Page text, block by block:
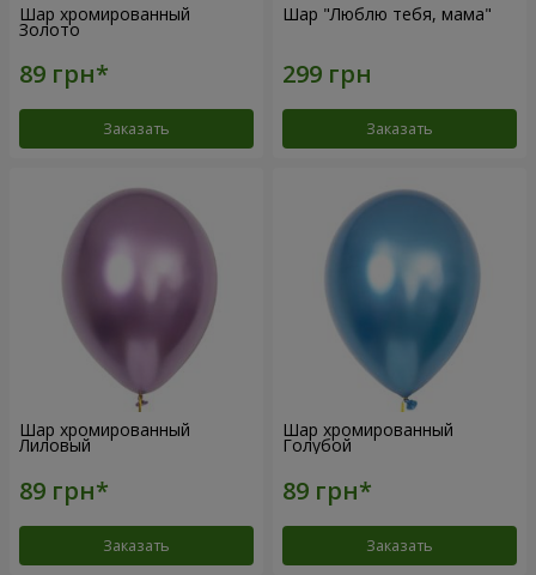
Шар хромированный
Золото
Заказать
Шар "Люблю тебя, мама"
Заказать
Шар хромированный
Лиловый
Заказать
Шар хромированный
Голубой
Заказать